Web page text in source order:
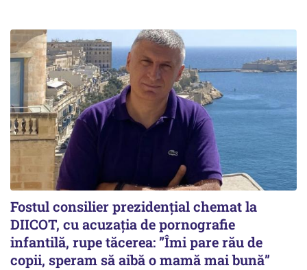
Fostul consilier prezidențial chemat la
DIICOT, cu acuzația de pornografie
infantilă, rupe tăcerea: ”Îmi pare rău de
copii, speram să aibă o mamă mai bună”